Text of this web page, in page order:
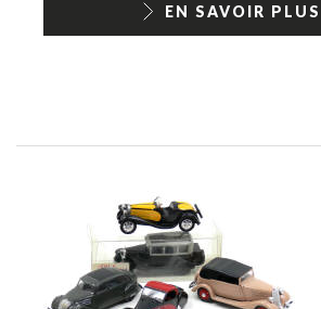
EN SAVOIR PLUS